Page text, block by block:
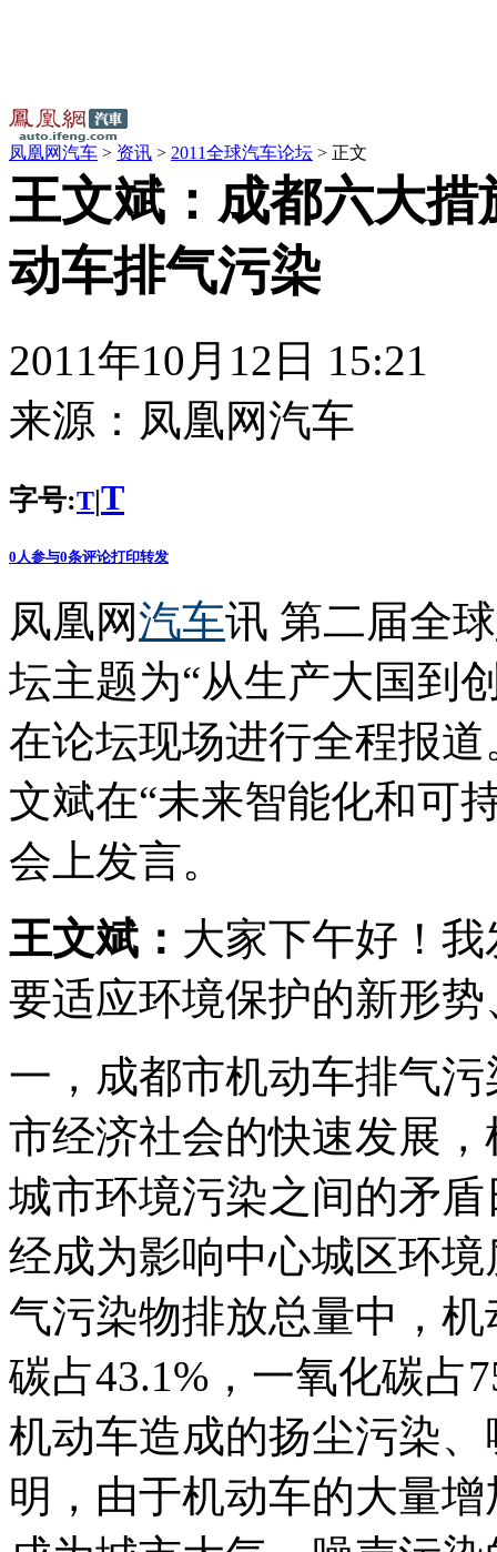
凤凰网汽车 > 资讯 > 2011全球汽车论坛 > 正文
王文斌：成都六大措
动车排气污染
2011年10月12日 15:21
来源： 凤凰网汽车
字号:T|T
0 人参与0条评论打印转发
凤凰网汽车讯 第二届全球
坛主题为“从生产大国到
在论坛现场进行全程报
文斌在“未来智能化和可
会上发言。
王文斌： 大家下午好！
要适应环境保护的新形
一，成都市机动车排气
市经济社会的快速发展
城市环境污染之间的矛
经成为影响中心城区环
气污染物排放总量中，
碳占43.1%，一氧化碳占
机动车造成的扬尘污染
明，由于机动车的大量